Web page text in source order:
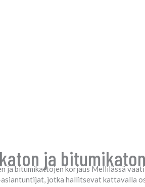
ja
ja bitumikattojen korjaus Mellilässä
jotka hallitsevat kattavalla